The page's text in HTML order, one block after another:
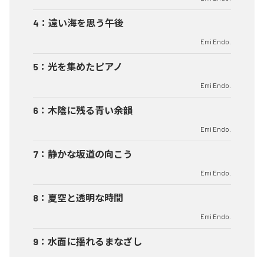
4 ： 遠い海を思う午後
Emi Endo.
5 ： 光を集めたピアノ
Emi Endo.
6 ： 木陰に残る青い余韻
Emi Endo.
7 ： 静かな坂道の向こう
Emi Endo.
8 ： 夏空と透明な時間
Emi Endo.
9 ： 水面に揺れるまなざし